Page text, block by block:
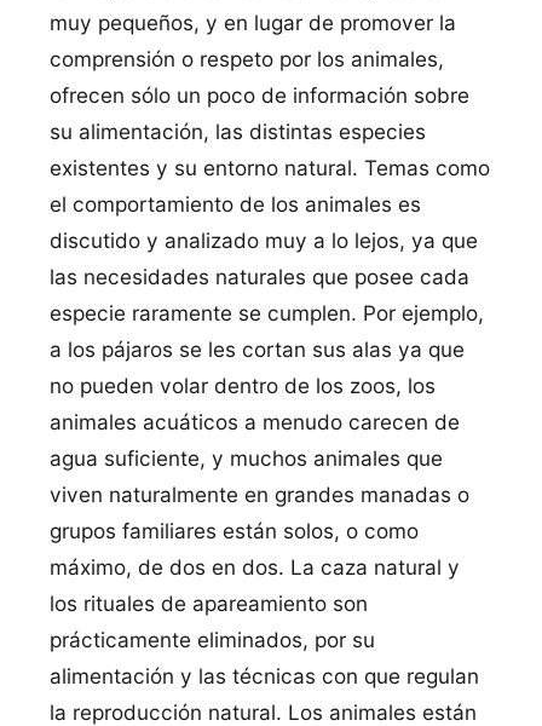
muy pequeños, y en lugar de promover la
comprensión o respeto por los animales,
ofrecen sólo un poco de información sobre
su alimentación, las distintas especies
existentes y su entorno natural. Temas como
el comportamiento de los animales es
discutido y analizado muy a lo lejos, ya que
las necesidades naturales que posee cada
especie raramente se cumplen. Por ejemplo,
a los pájaros se les cortan sus alas ya que
no pueden volar dentro de los zoos, los
animales acuáticos a menudo carecen de
agua suficiente, y muchos animales que
viven naturalmente en grandes manadas o
grupos familiares están solos, o como
máximo, de dos en dos. La caza natural y
los rituales de apareamiento son
prácticamente eliminados, por su
alimentación y las técnicas con que regulan
la reproducción natural. Los animales están